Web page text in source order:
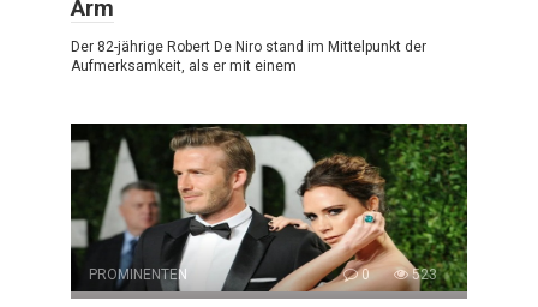
Arm
Der 82-jährige Robert De Niro stand im Mittelpunkt der
Aufmerksamkeit, als er mit einem
PROMINENTEN 0 523